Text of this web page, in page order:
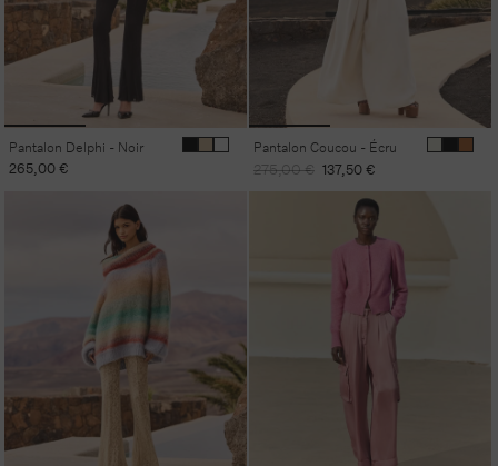
Pantalon Delphi - Noir
Prix
265,00 €
Pantalon Coucou - Écru
Prix
275,00 € Prix
promotionnel
137,50 €